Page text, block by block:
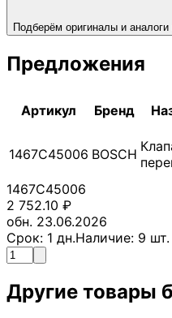
Подберём оригиналы и
Предложения
Артикул Бренд
1467C45006 BOSCH
1467C45006
2 752.10 ₽
обн. 23.06.2026
Срок: 1 дн.Наличие: 9 шт.
Другие товары